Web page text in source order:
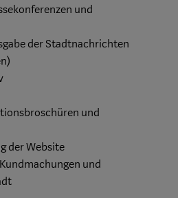
und
der Stadtnachrichten
und
der Website
und